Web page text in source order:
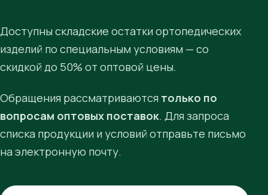
Доступны складские остатки ортопедических
изделий по специальным условиям — со
скидкой до 50% от оптовой цены.
Обращения рассматриваются только по
вопросам оптовых поставок. Для запроса
списка продукции и условий отправьте письмо
на электронную почту.